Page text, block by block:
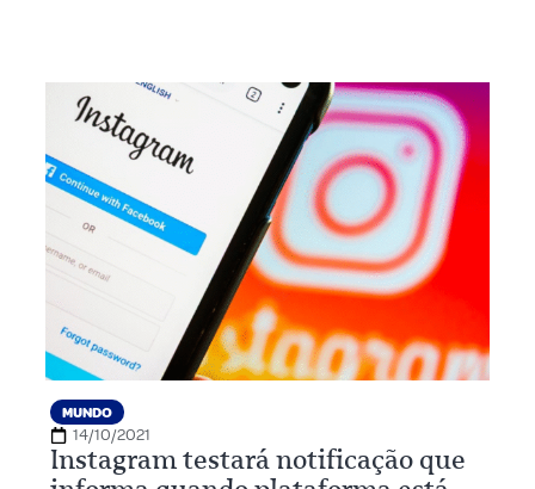
MUNDO
14/10/2021
Instagram testará notificação que